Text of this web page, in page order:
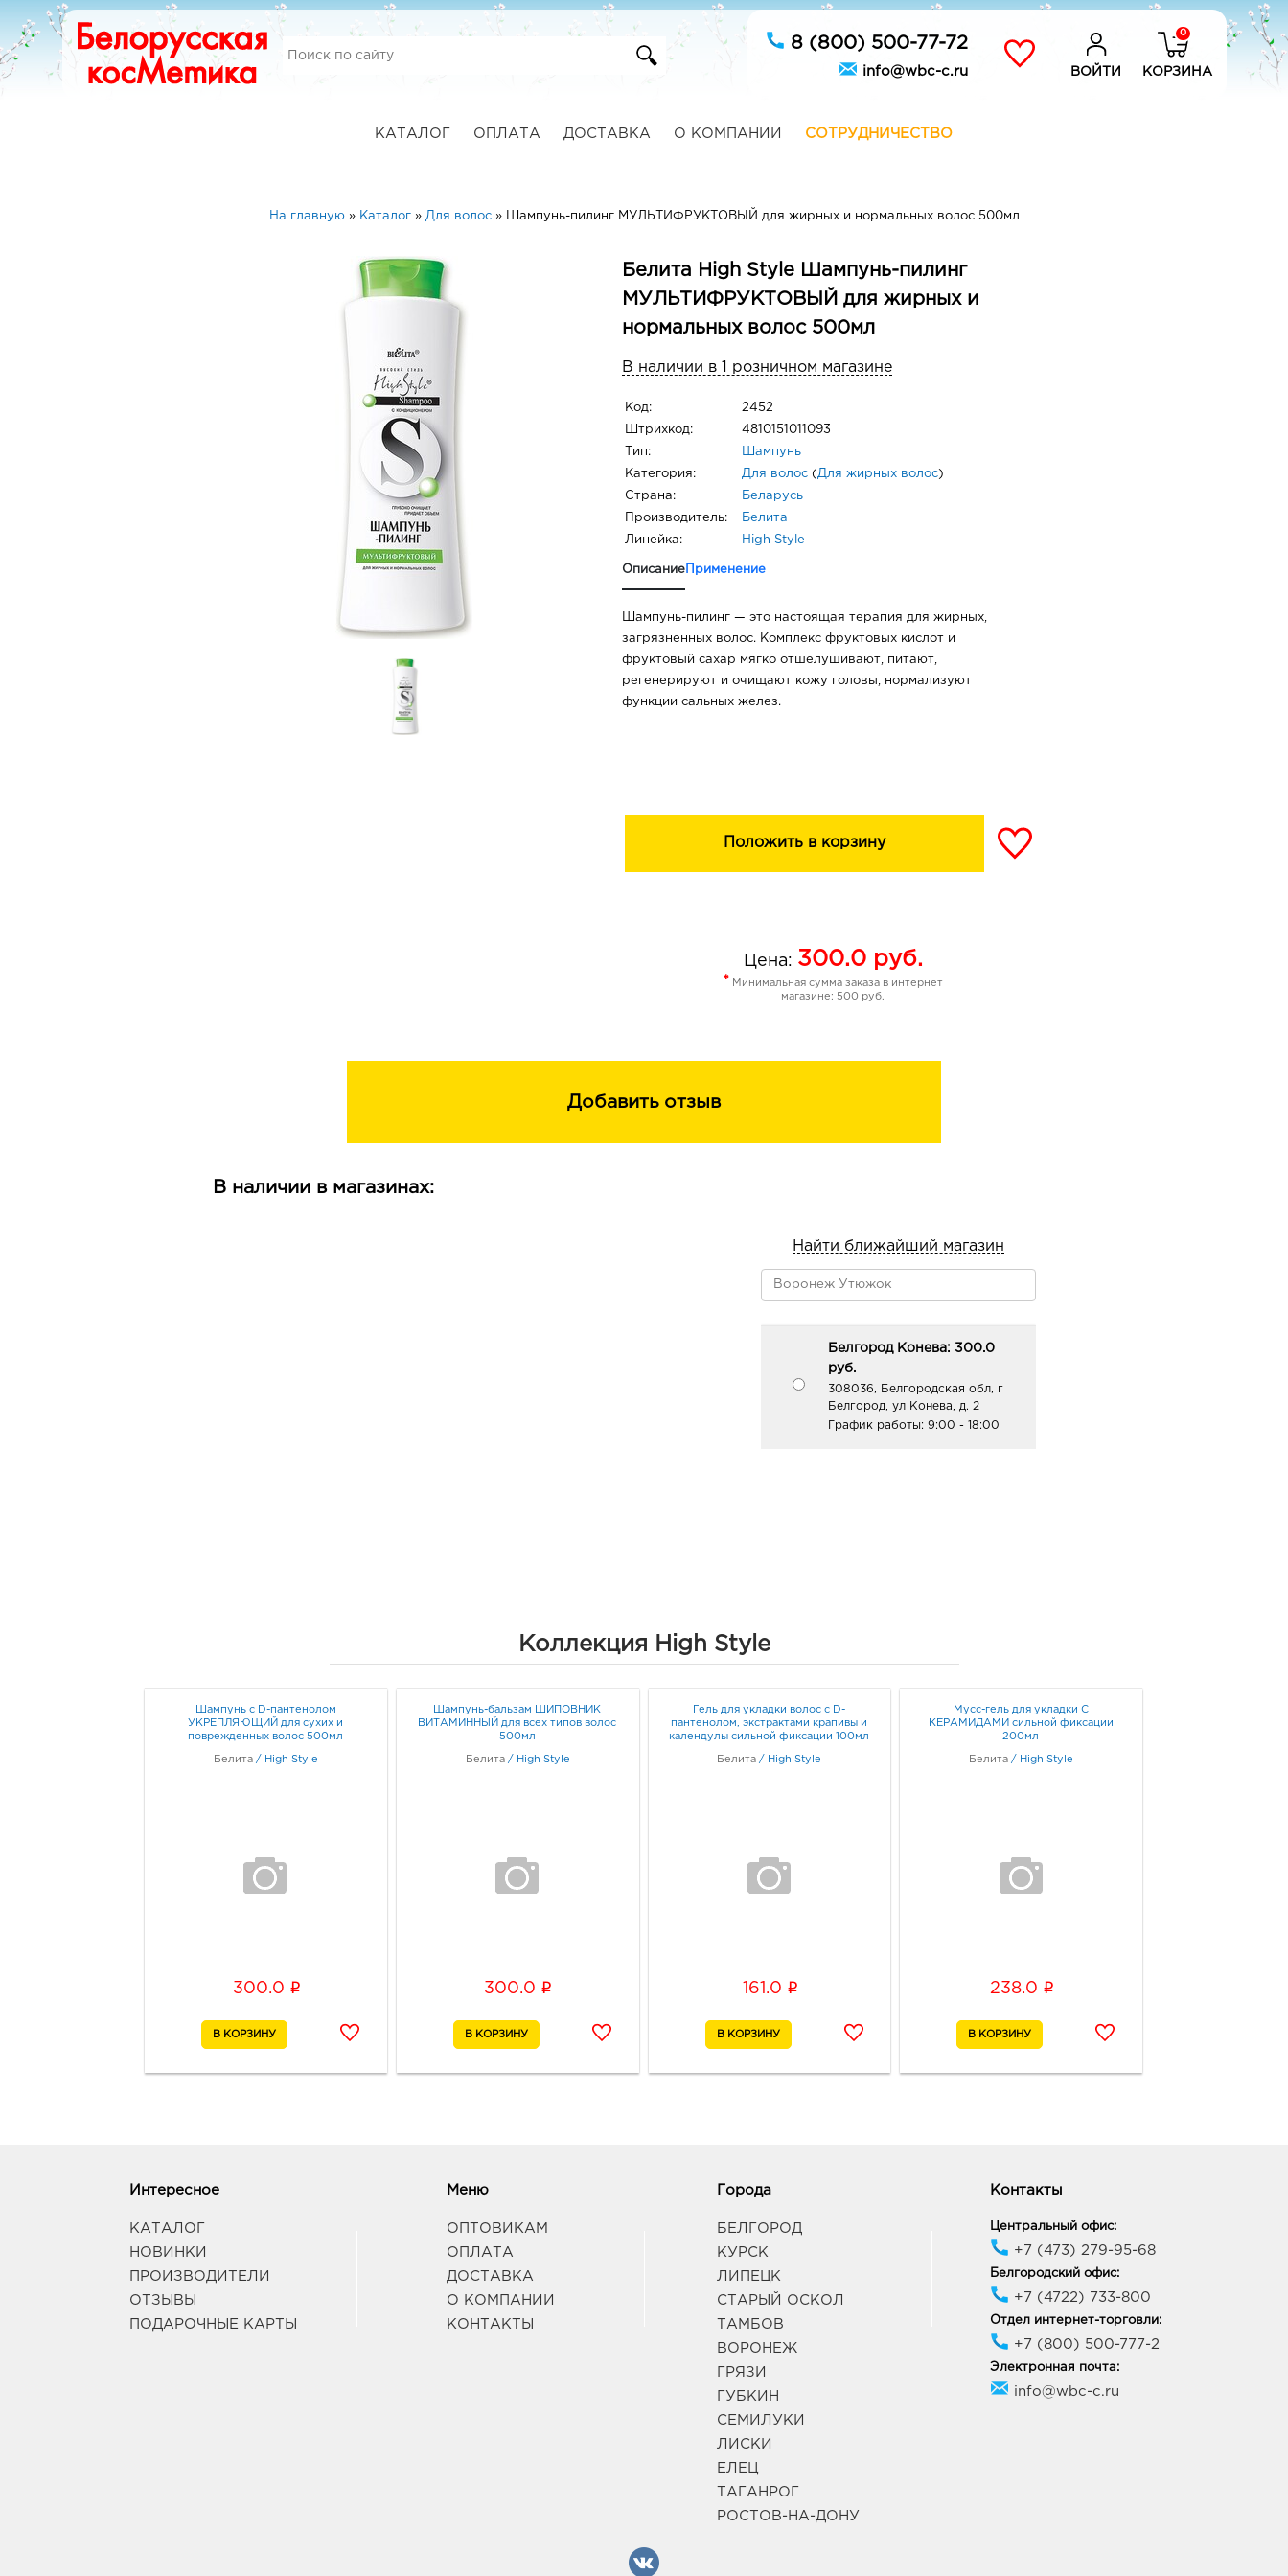
8 (800) 500-77-72
info@wbc-c.ru ВОЙТИ
0
КОРЗИНА
КАТАЛОГ ОПЛАТА ДОСТАВКА О КОМПАНИИ СОТРУДНИЧЕСТВО
На главную» Каталог» Для волос» Шампунь-пилинг МУЛЬТИФРУКТОВЫЙ для жирных и нормальных волос 500мл
Белита High Style Шампунь-пилинг
МУЛЬТИФРУКТОВЫЙ для жирных и
нормальных волос 500мл
В наличии в 1 розничном магазине
Код: 2452
Штрихкод: 4810151011093
Тип: Шампунь
Категория: Для волос ( Для жирных волос)
Страна: Беларусь
Производитель: Белита
Линейка: High Style
Описание Применение
Шампунь-пилинг — это настоящая терапия для жирных,
загрязненных волос. Комплекс фруктовых кислот и
фруктовый сахар мягко отшелушивают, питают,
регенерируют и очищают кожу головы, нормализуют
функции сальных желез.
Положить в корзину
Цена: 300.0руб.
* Минимальная сумма заказа в интернет
магазине: 500 руб.
Добавить отзыв
В наличии в магазинах:
Найти ближайший магазин
Белгород Конева: 300.0
руб.
308036, Белгородская обл, г
Белгород, ул Конева, д. 2
График работы: 9:00 - 18:00
Коллекция High Style
Шампунь с D-пантенолом
УКРЕПЛЯЮЩИЙ для сухих и
поврежденных волос 500мл
Белита / High Style
300.0 i
Шампунь-бальзам ШИПОВНИК
ВИТАМИННЫЙ для всех типов волос
500мл
Белита / High Style
300.0 i
Гель для укладки волос с D-
пантенолом, экстрактами крапивы и
календулы сильной фиксации 100мл
Белита / High Style
161.0 i
Мусс-гель для укладки С
КЕРАМИДАМИ сильной фиксации
200мл
Белита / High Style
238.0 i
Интересное
КАТАЛОГ
НОВИНКИ
ПРОИЗВОДИТЕЛИ
ОТЗЫВЫ
ПОДАРОЧНЫЕ КАРТЫ
Меню
ОПТОВИКАМ
ОПЛАТА
ДОСТАВКА
О КОМПАНИИ
КОНТАКТЫ
Города
БЕЛГОРОД
КУРСК
ЛИПЕЦК
СТАРЫЙ ОСКОЛ
ТАМБОВ
ВОРОНЕЖ
ГРЯЗИ
ГУБКИН
СЕМИЛУКИ
ЛИСКИ
ЕЛЕЦ
ТАГАНРОГ
РОСТОВ-НА-ДОНУ
Контакты
Центральный офис:
+7 (473) 279-95-68
Белгородский офис:
+7 (4722) 733-800
Отдел интернет-торговли:
+7 (800) 500-777-2
Электронная почта:
info@wbc-c.ru